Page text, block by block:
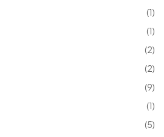
(1)
(1)
(2)
(2)
(9)
(1)
(5)